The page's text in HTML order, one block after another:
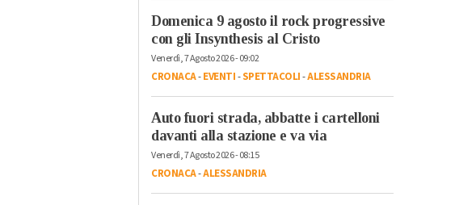
Domenica 9 agosto il rock progressive
con gli Insynthesis al Cristo
Venerdì, 7 Agosto 2026 - 09:02
CRONACA-EVENTI-SPETTACOLI-ALESSANDRIA
Auto fuori strada, abbatte i cartelloni
davanti alla stazione e va via
Venerdì, 7 Agosto 2026 - 08:15
CRONACA-ALESSANDRIA